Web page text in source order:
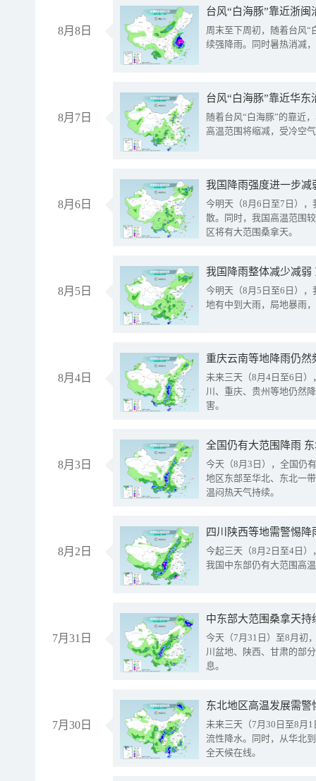
8月8日
台风“白海豚”靠近浙
周末至下周初，随着台风“
续强降雨。同时暑热消减
8月7日
台风“白海豚”靠近华
随着台风“白海豚”的靠近
高温范围将缩减，受冷空
8月6日
今明天（8月6日至7日）
散。同时，我国高温范围
区将有大范围桑拿天。
8月5日
我国降雨整体减少减弱
今明天（8月5日至6日）
地有中到大雨，局地暴雨
8月4日
重庆云南等地降雨仍然
未来三天（8月4日至6日
川、重庆、贵州等地仍然
害。
8月3日
全国仍有大范围降雨
今天（8月3日），全国仍
地区东部至华北、东北一
温闷热天气持续。
8月2日
今起三天（8月2日至4日
我国中东部仍有大范围高
7月31日
中东部大范围桑拿天
今天（7月31日）至8月初
川盆地、陕西、甘肃的部
息。
7月30日
东北地区高温发展需
未来三天（7月30日至8月
流性降水。同时，从华北
全天候在线。